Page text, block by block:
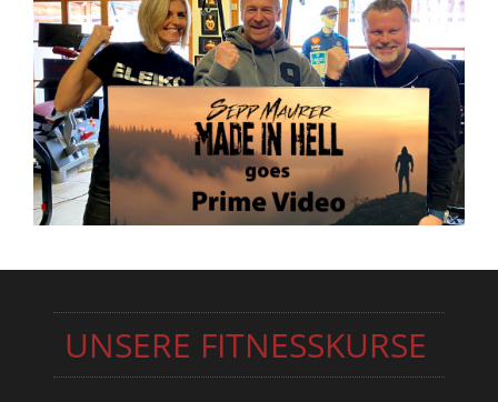
Ihre nächste Trainingsetappe oder Wettkampfvorbereitung
gewissenhaft und optimal zu Planen.
Weitere Informationen hierzu finden Sie unter
Leistungsdiagnostik...
UNSERE FITNESSKURSE